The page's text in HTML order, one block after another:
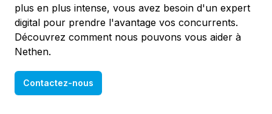
plus en plus intense, vous avez besoin d'un expert
digital pour prendre l'avantage vos concurrents.
Découvrez comment nous pouvons vous aider à
Nethen.
Contactez-nous